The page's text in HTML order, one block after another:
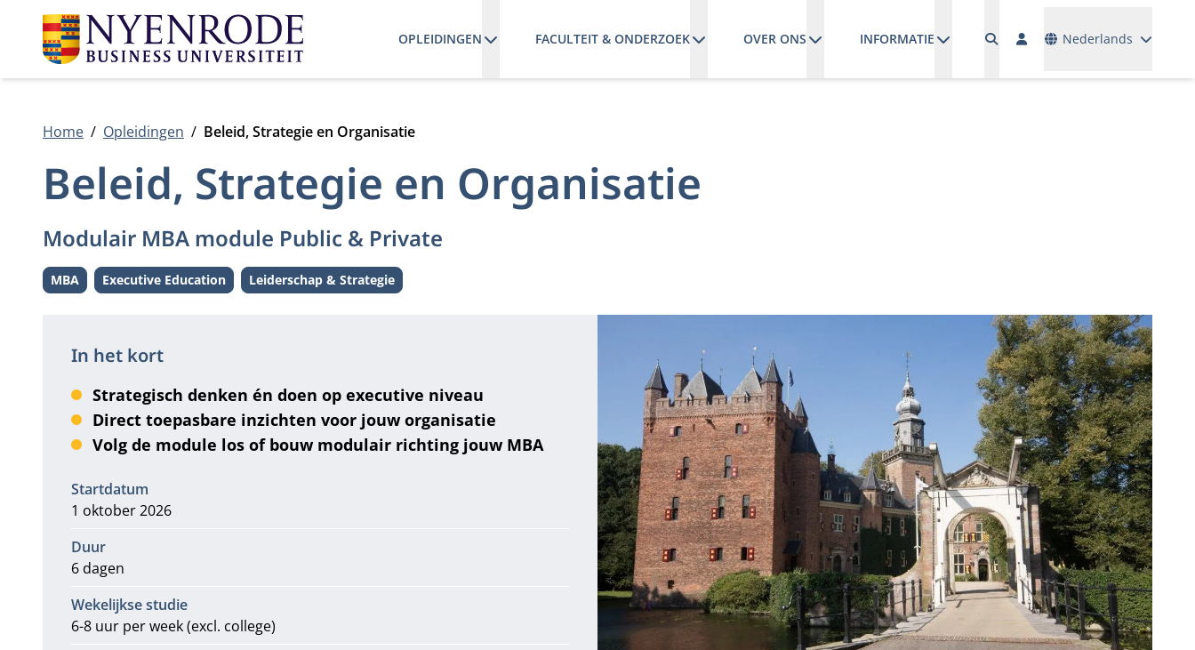
OPLEIDINGEN FACULTEIT & ONDERZOEK OVER ONS INFORMATIE Nederlands
Home Opleidingen Beleid, Strategie en Organisatie
Beleid, Strategie en Organisatie
Modulair MBA module Public & Private
Level:
MBA Level:
Executive Education Thema:
Leiderschap & Strategie
In het kort
Strategisch denken én doen op executive niveau
Direct toepasbare inzichten voor jouw organisatie
Volg de module los of bouw modulair richting jouw MBA
Informatie
Startdatum
1 oktober 2026
Duur
6 dagen
Wekelijkse studie
6-8 uur per week (excl. college)